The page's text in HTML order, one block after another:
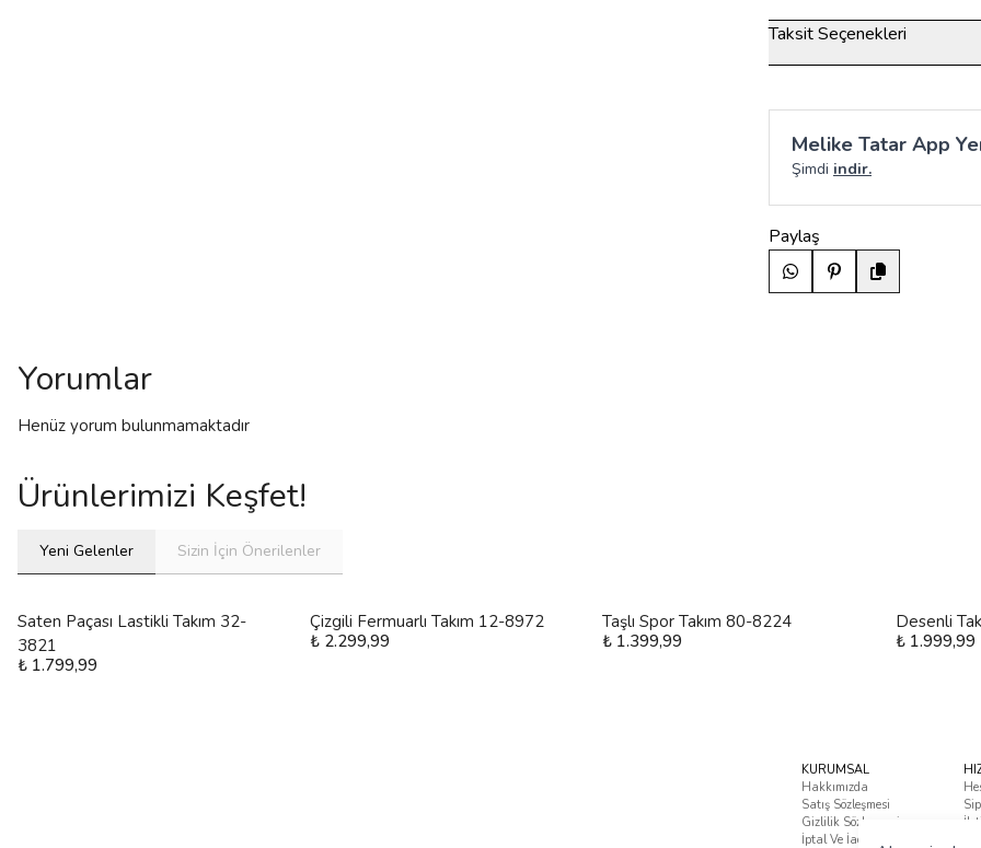
Taksit Seçenekleri
Melike Tatar App
Şimdi indir.
Paylaş
Yorumlar
Henüz yorum bulunmamaktadır
Ürünlerimizi Keşfet!
Yeni Gelenler Sizin İçin Önerilenler
Saten Paçası Lastikli Takım 32-
3821
₺ 1.799,99
Çizgili Fermuarlı Takım 12-8972
₺ 2.299,99
Taşlı Spor Takım 80-8224
₺ 1.399,99
Desenli
₺ 1.999,99
KURUMSAL
Hakkımızda
Satış Sözleşmesi
Gizlilik Sözleşmesi
İptal Ve İade Koşulları